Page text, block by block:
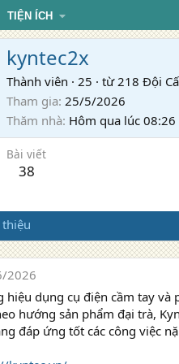
TIỆN ÍCH
kyntec2x
Thành viên · 25 · từ218 Đội
Tham gia 25/5/2026
Thăm nhà Hôm qua lúc 08:26
Bài viết
38
2026
hiệu dụng cụ điện cầm tay
hướng sản phẩm đại trà,
đáp ứng tốt các công việc